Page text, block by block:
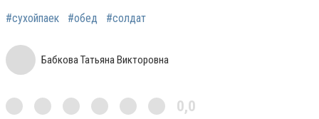
#сухойпаек #обед #солдат
Бабкова Татьяна Викторовна
0,0